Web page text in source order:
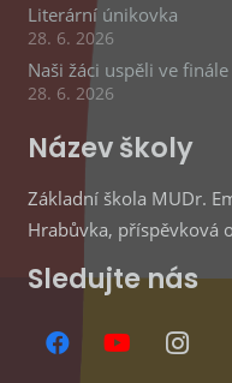
Literární únikovka
28. 6. 2026
Naši žáci uspěli ve
28. 6. 2026
Název školy
Základní škola MUDr.
Hrabůvka, příspěvková
Sledujte nás